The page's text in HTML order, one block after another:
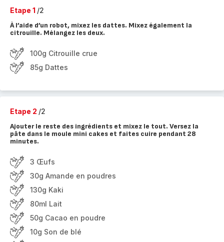
Etape 1 /2
À l’aide d’un robot, mixez les dattes. Mixez également la
citrouille. Mélangez les deux.
100g Citrouille crue
85g Dattes
Etape 2 /2
Ajouter le reste des ingrédients et mixez le tout. Versez la
pâte dans le moule mini cakes et faites cuire pendant 28
minutes.
3 Œufs
30g Amande en poudres
130g Kaki
80ml Lait
50g Cacao en poudre
10g Son de blé